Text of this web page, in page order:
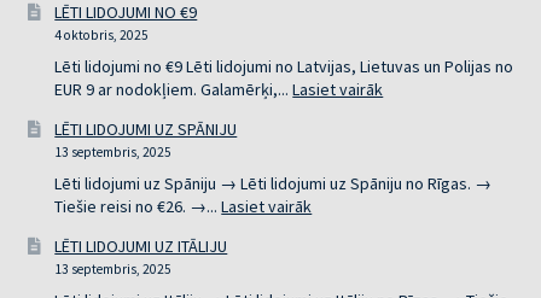
LĒTI LIDOJUMI NO €9
4 oktobris, 2025
Lēti lidojumi no €9 Lēti lidojumi no Latvijas, Lietuvas un Polijas no
EUR 9 ar nodokļiem. Galamērķi,...Lasiet vairāk
€9
LĒTI LIDOJUMI UZ SPĀNIJU
13 septembris, 2025
Lēti lidojumi uz Spāniju → Lēti lidojumi uz Spāniju no Rīgas. →
Tiešie reisi no €26. →...Lasiet vairāk
LĒTI LIDOJUMI UZ ITĀLIJU
13 septembris, 2025